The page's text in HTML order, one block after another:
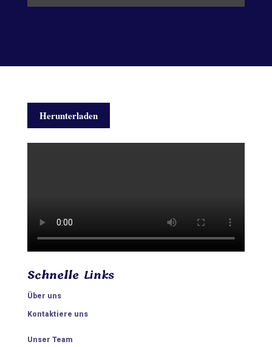
Herunterladen
Schnelle Links
Über uns
Kontaktiere uns
Unser Team